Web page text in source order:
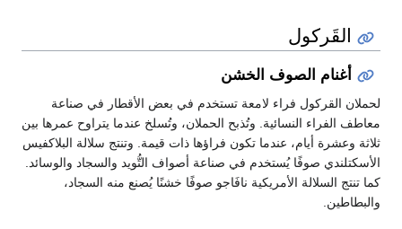
القَركول
أغنام الصوف الخشن
لحملان القركول فراء لامعة تستخدم في بعض الأقطار في صناعة
معاطف الفراء النسائية. وتُذبح الحملان، وتُسلخ عندما يتراوح عمرها بين
ثلاثة وعشرة أيام، عندما تكون فراؤها ذات قيمة. وتنتج سلالة البلاكفيس
الأسكتلندي صوفًا يُستخدم في صناعة أصواف التُّويد والسجاد والوسائد.
كما تنتج السلالة الأمريكية نافَاجو صوفًا خشنًا يُصنع منه السجاد،
والبطاطين.